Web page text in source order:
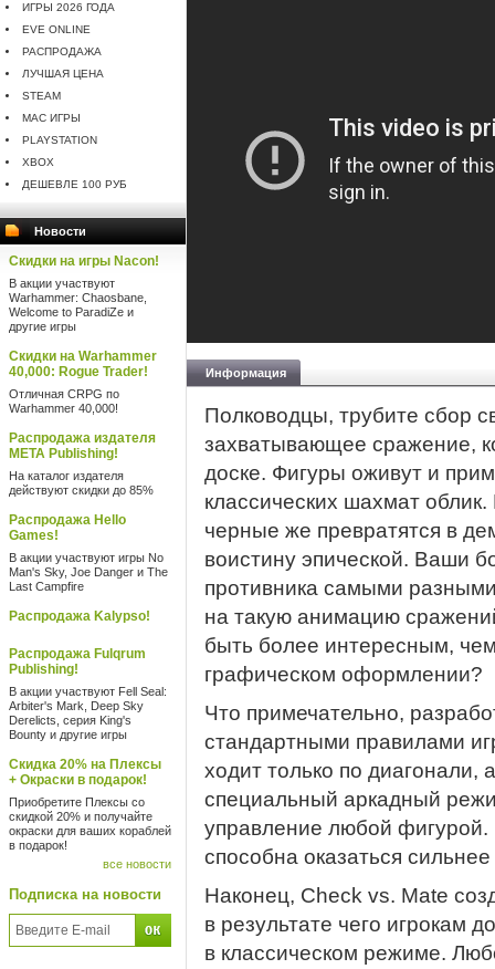
ИГРЫ 2026 ГОДА
EVE ONLINE
РАСПРОДАЖА
ЛУЧШАЯ ЦЕНА
STEAM
MAC ИГРЫ
PLAYSTATION
XBOX
ДЕШЕВЛЕ 100 РУБ
Новости
Скидки на игры Nacon!
В акции участвуют
Warhammer: Chaosbane,
Welcome to ParadiZe и
другие игры
Скидки на Warhammer
40,000: Rogue Trader!
Отличная CRPG по
Warhammer 40,000!
Распродажа издателя
META Publishing!
На каталог издателя
действуют скидки до 85%
Распродажа Hello
Games!
В акции участвуют игры No
Man's Sky, Joe Danger и The
Last Campfire
Распродажа Kalypso!
Распродажа Fulqrum
Publishing!
В акции участвуют Fell Seal:
Arbiter's Mark, Deep Sky
Derelicts, серия King's
Bounty и другие игры
Скидка 20% на Плексы
+ Окраски в подарок!
Приобретите Плексы со
скидкой 20% и получайте
окраски для ваших кораблей
в подарок!
все новости
Подписка на новости
Информация
Полководцы, трубите сбор
захватывающее сражение,
доске. Фигуры оживут и
классических шахмат
черные же превратятся в
воистину эпической. Ваши
противника самыми
на такую анимацию
быть более интересным,
графическом оформлении?
Что примечательно,
стандартными правилами
ходит только по диагонали,
специальный аркадный
управление любой
способна оказаться
Наконец, Check vs. Mate
в результате чего игрокам
в классическом режиме.